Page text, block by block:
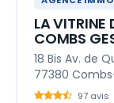
LA VITRINE
COMBS
18 Bis Av. de
77380
97 avis